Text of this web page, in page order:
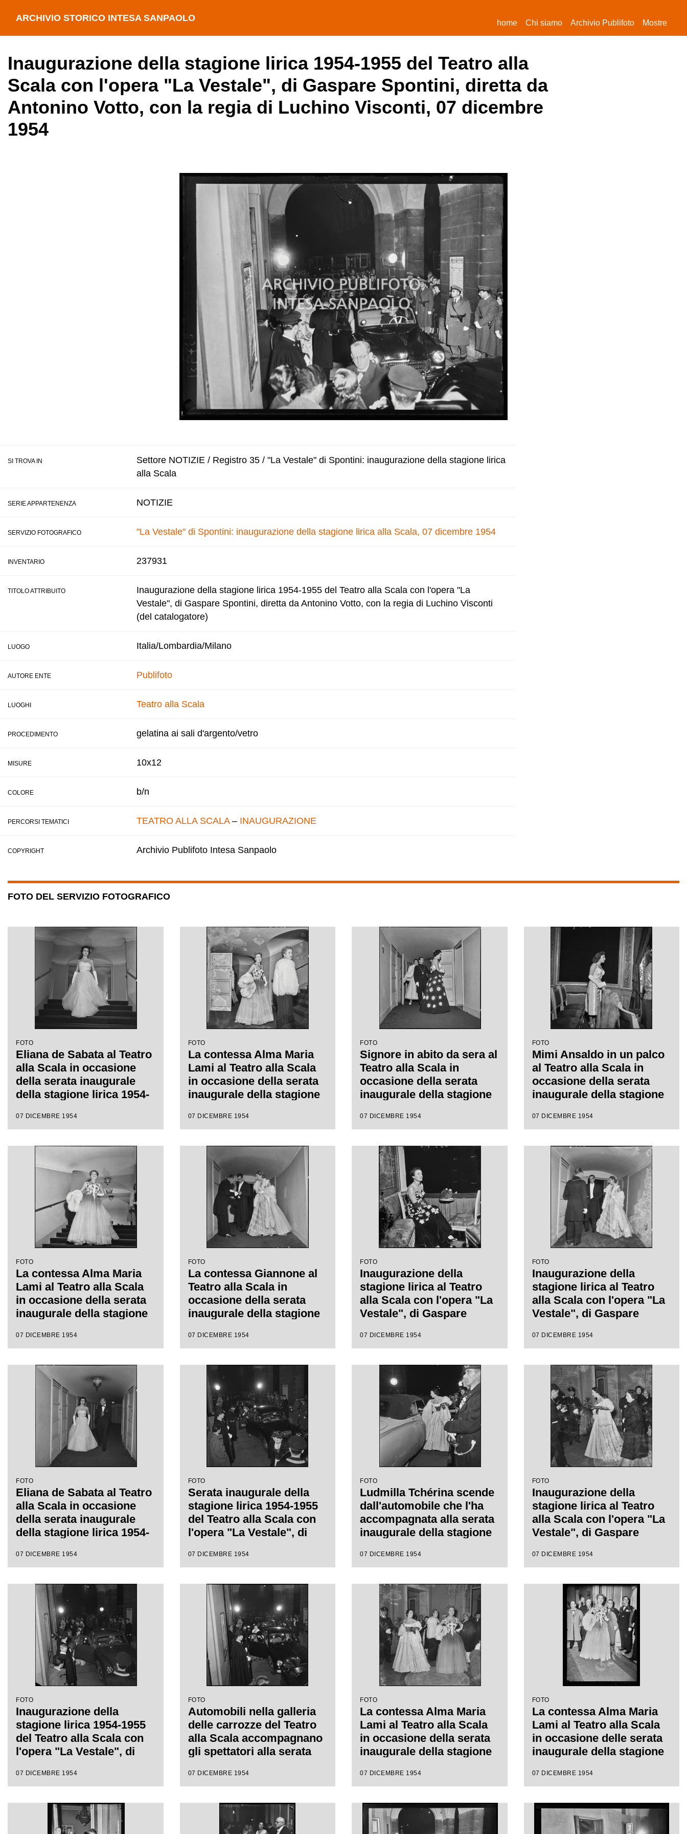
ARCHIVIO STORICO INTESA SANPAOLO home(current)
Chi siamo Archivio Publifoto Mostre
Inaugurazione della stagione lirica 1954-1955 del Teatro alla
Scala con l'opera "La Vestale", di Gaspare Spontini, diretta da
Antonino Votto, con la regia di Luchino Visconti, 07 dicembre
1954
SI TROVA IN
Settore NOTIZIE / Registro 35 / "La Vestale" di Spontini: inaugurazione della stagione lirica
alla Scala
SERIE APPARTENENZA NOTIZIE
SERVIZIO FOTOGRAFICO "La Vestale" di Spontini: inaugurazione della stagione lirica alla Scala, 07 dicembre 1954
INVENTARIO 237931
TITOLO ATTRIBUITO
Inaugurazione della stagione lirica 1954-1955 del Teatro alla Scala con l'opera "La
Vestale", di Gaspare Spontini, diretta da Antonino Votto, con la regia di Luchino Visconti
(del catalogatore)
LUOGO Italia/Lombardia/Milano
AUTORE ENTE Publifoto
LUOGHI Teatro alla Scala
PROCEDIMENTO gelatina ai sali d'argento/vetro
MISURE 10x12
COLORE b/n
PERCORSI TEMATICI TEATRO ALLA SCALA– INAUGURAZIONE
COPYRIGHT Archivio Publifoto Intesa Sanpaolo
FOTO DEL SERVIZIO FOTOGRAFICO
FOTO
Eliana de Sabata al Teatro
alla Scala in occasione
della serata inaugurale
della stagione lirica 1954-
Vestale", di Gaspare
Antonino Votto, con la
regia di Luchino Visconti
07 DICEMBRE 1954
FOTO
La contessa Alma Maria
Lami al Teatro alla Scala
in occasione della serata
inaugurale della stagione
con l'opera "La Vestale",
diretta da Antonino Votto,
con la regia di Luchino
Visconti
07 DICEMBRE 1954
FOTO
Signore in abito da sera al
Teatro alla Scala in
occasione della serata
inaugurale della stagione
l'opera "La Vestale", di
da Antonino Votto, con la
regia di Luchino Visconti
07 DICEMBRE 1954
FOTO
Mimi Ansaldo in un palco
al Teatro alla Scala in
occasione della serata
inaugurale della stagione
l'opera "La Vestale", di
da Antonino Votto, con la
regia di Luchino Visconti
07 DICEMBRE 1954
FOTO
La contessa Alma Maria
Lami al Teatro alla Scala
in occasione della serata
inaugurale della stagione
l'opera "La Vestale", di
da Antonino Votto, con la
regia di Luchino Visconti
07 DICEMBRE 1954
FOTO
La contessa Giannone al
Teatro alla Scala in
occasione della serata
inaugurale della stagione
l'opera "La Vestale", di
da Antonino Votto, con la
regia di Luchino Visconti
07 DICEMBRE 1954
FOTO
Inaugurazione della
stagione lirica al Teatro
alla Scala con l'opera "La
Vestale", di Gaspare
Luchino Visconti e diretta
07 DICEMBRE 1954
FOTO
Inaugurazione della
stagione lirica al Teatro
alla Scala con l'opera "La
Vestale", di Gaspare
Luchino Visconti e diretta
07 DICEMBRE 1954
FOTO
Eliana de Sabata al Teatro
alla Scala in occasione
della serata inaugurale
della stagione lirica 1954-
Vestale", di Gaspare
Antonino Votto, con la
regia di Luchino Visconti
07 DICEMBRE 1954
FOTO
Serata inaugurale della
stagione lirica 1954-1955
del Teatro alla Scala con
l'opera "La Vestale", di
da Antonino Votto, con la
07 DICEMBRE 1954
FOTO
Ludmilla Tchérina scende
dall'automobile che l'ha
accompagnata alla serata
inaugurale della stagione
alla Scala con l'opera "La
Spontini, diretta da
Antonino Votto, con la
regia di Luchino Visconti
07 DICEMBRE 1954
FOTO
Inaugurazione della
stagione lirica al Teatro
alla Scala con l'opera "La
Vestale", di Gaspare
Luchino Visconti e diretta
07 DICEMBRE 1954
FOTO
Inaugurazione della
stagione lirica 1954-1955
del Teatro alla Scala con
l'opera "La Vestale", di
da Antonino Votto, con la
07 DICEMBRE 1954
FOTO
Automobili nella galleria
delle carrozze del Teatro
alla Scala accompagnano
gli spettatori alla serata
lirica 1954-1955 con
Gaspare Spontini, diretta
da Antonino Votto, con la
regia di Luchino Visconti
07 DICEMBRE 1954
FOTO
La contessa Alma Maria
Lami al Teatro alla Scala
in occasione della serata
inaugurale della stagione
Vestale", di Gaspare
Luchino Visconti e diretta
da Antonino Votto
07 DICEMBRE 1954
FOTO
La contessa Alma Maria
Lami al Teatro alla Scala
in occasione delle serata
inaugurale della stagione
con l'opera "La Vestale",
diretta da Antonino Votto,
con la regia di Luchino
Visconti
07 DICEMBRE 1954